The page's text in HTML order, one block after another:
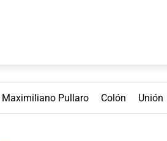
Maximiliano Pullaro Colón Unión